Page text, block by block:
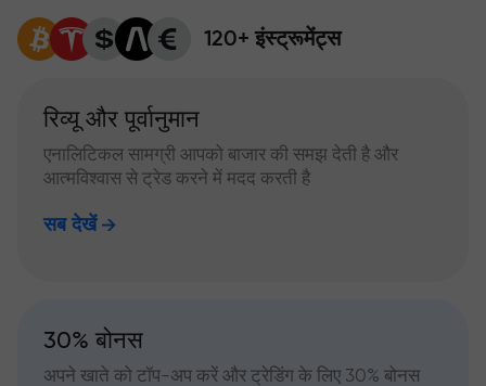
120+ इंस्ट्रूमेंट्स
रिव्यू और पूर्वानुमान
एनालिटिकल सामग्री आपको बाजार की समझ देती है और
आत्मविश्वास से ट्रेड करने में मदद करती है
सब देखें
30% बोनस
अपने खाते को टॉप-अप करें और ट्रेडिंग के लिए 30% बोनस